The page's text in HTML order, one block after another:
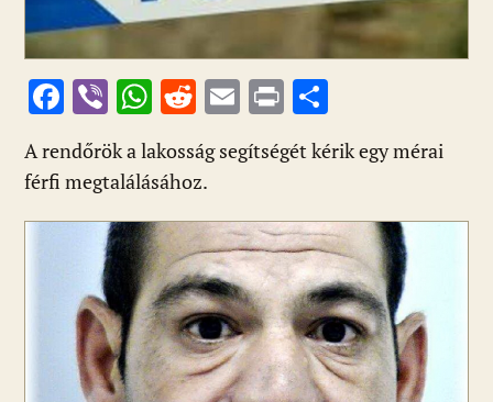
F
ac
e
b
o
k
Vi
b
er
W
h
at
s
A
p
p
R
e
d
di
t
E
m
ai
Pr
in
t
ss
za
e
g
A rendőrök a lakosság segítségét kérik egy mérai
férfi megtalálásához.